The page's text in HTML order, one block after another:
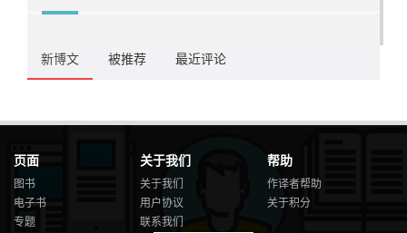
新博文 被推荐 最近评论
页面
图书
电子书
专题
关于我们
关于我们
用户协议
联系我们
帮助
作译者帮助
关于积分